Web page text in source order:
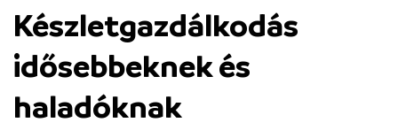
Készletgazdálkodás
idősebbeknek és
haladóknak